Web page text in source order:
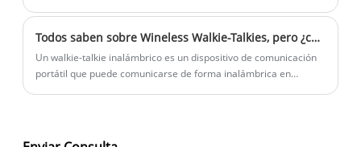
Todos saben sobre Wineless Walkie-Talkies, pero ¿cuánto sabes sobre ellos y qué valores importantes tienen los walkie-talkies inalámbricos!
Un walkie-talkie inalámbrico es un dispositivo de comunicación
portátil que puede comunicarse de forma inalámbrica en
de construcción, industrias de seguridad, etc.